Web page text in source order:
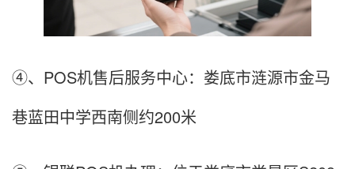
④、POS机售后服务中心：娄底市涟源市金马
巷蓝田中学西南侧约200米